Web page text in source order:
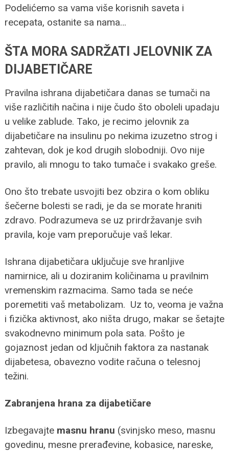
Podelićemo sa vama više korisnih saveta i
recepata, ostanite sa nama…
ŠTA MORA SADRŽATI JELOVNIK ZA
DIJABETIČARE
Pravilna ishrana dijabetičara danas se tumači na
više različitih načina i nije čudo što oboleli upadaju
u velike zablude. Tako, je recimo jelovnik za
dijabetičare na insulinu po nekima izuzetno strog i
zahtevan, dok je kod drugih slobodniji. Ovo nije
pravilo, ali mnogu to tako tumače i svakako greše.
Ono što trebate usvojiti bez obzira o kom obliku
šečerne bolesti se radi, je da se morate hraniti
zdravo. Podrazumeva se uz prirdržavanje svih
pravila, koje vam preporučuje vaš lekar.
Ishrana dijabetičara uključuje sve hranljive
namirnice, ali u doziranim količinama u pravilnim
vremenskim razmacima. Samo tada se neće
poremetiti vaš metabolizam. Uz to, veoma je važna
i fizička aktivnost, ako ništa drugo, makar se šetajte
svakodnevno minimum pola sata. Pošto je
gojaznost jedan od ključnih faktora za nastanak
dijabetesa, obavezno vodite računa o telesnoj
težini.
Zabranjena hrana za dijabetičare
Izbegavajte masnu hranu (svinjsko meso, masnu
govedinu, mesne prerađevine, kobasice, nareske,